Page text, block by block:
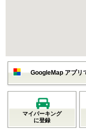
GoogleMap アプリ
マイパーキング
に登録